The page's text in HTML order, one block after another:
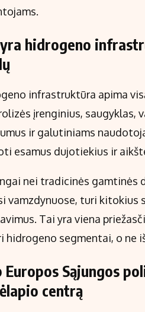
hidrogeno
infrastruktūra apima
įrenginius, saugyklas,
ir galutiniams
esamus dujotiekius ir
nei tradicinės gamtinės
vamzdynuose, turi kitokius
Tai yra viena
hidrogeno segmentai, o ne
Europos Sąjungos
centrą